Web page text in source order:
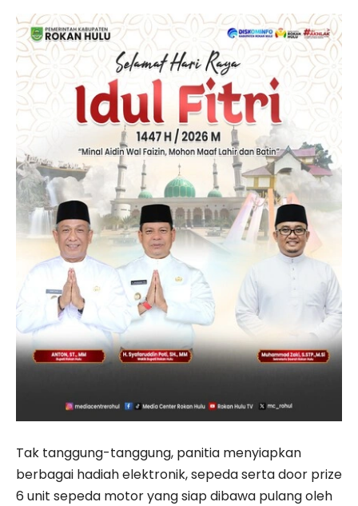
Tak tanggung-tanggung, panitia menyiapkan
berbagai hadiah elektronik, sepeda serta door prize
6 unit sepeda motor yang siap dibawa pulang oleh